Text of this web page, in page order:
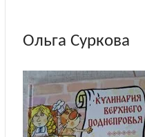
Ольга Суркова